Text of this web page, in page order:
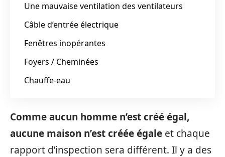
Une mauvaise ventilation des ventilateurs
Câble d’entrée électrique
Fenêtres inopérantes
Foyers / Cheminées
Chauffe-eau
Comme aucun homme n’est créé égal,
aucune maison n’est créée égale et chaque
rapport d’inspection sera différent. Il y a des